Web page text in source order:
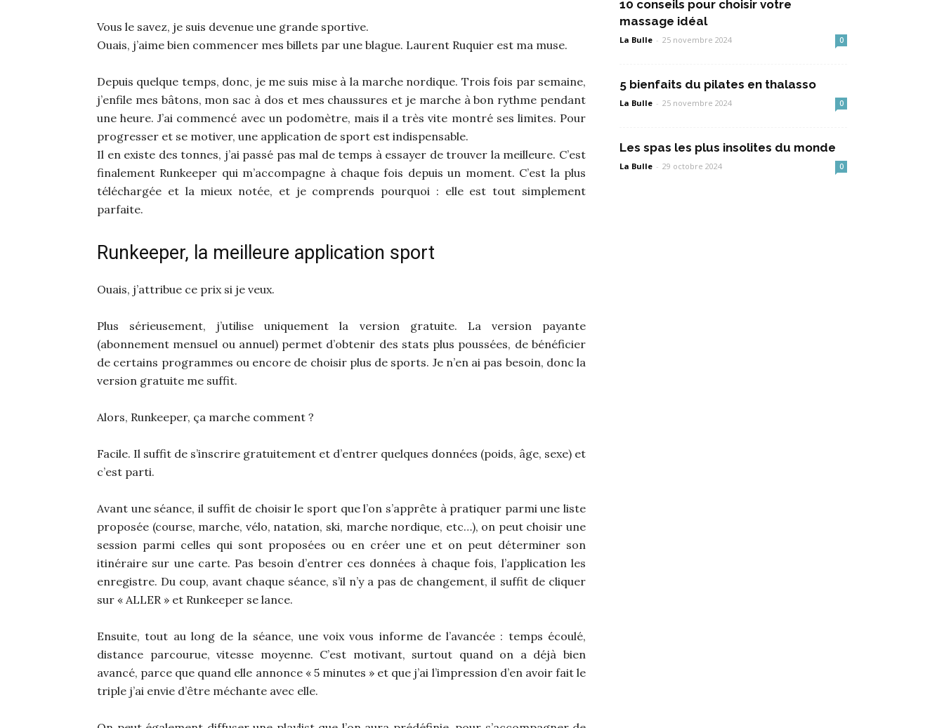
Vous le savez, je suis devenue une grande sportive.
Ouais, j’aime bien commencer mes billets par une blague. Laurent Ruquier est ma muse.
Depuis quelque temps, donc, je me suis mise à la marche nordique. Trois fois par semaine,
j’enfile mes bâtons, mon sac à dos et mes chaussures et je marche à bon rythme pendant
une heure. J’ai commencé avec un podomètre, mais il a très vite montré ses limites. Pour
progresser et se motiver, une application de sport est indispensable.
Il en existe des tonnes, j’ai passé pas mal de temps à essayer de trouver la meilleure. C’est
finalement Runkeeper qui m’accompagne à chaque fois depuis un moment. C’est la plus
téléchargée et la mieux notée, et je comprends pourquoi : elle est tout simplement
parfaite.
Runkeeper, la meilleure application sport
Ouais, j’attribue ce prix si je veux.
Plus sérieusement, j’utilise uniquement la version gratuite. La version payante
(abonnement mensuel ou annuel) permet d’obtenir des stats plus poussées, de bénéficier
de certains programmes ou encore de choisir plus de sports. Je n’en ai pas besoin, donc la
version gratuite me suffit.
Alors, Runkeeper, ça marche comment ?
Facile. Il suffit de s’inscrire gratuitement et d’entrer quelques données (poids, âge, sexe) et
c’est parti.
Avant une séance, il suffit de choisir le sport que l’on s’apprête à pratiquer parmi une liste
proposée (course, marche, vélo, natation, ski, marche nordique, etc…), on peut choisir une
session parmi celles qui sont proposées ou en créer une et on peut déterminer son
itinéraire sur une carte. Pas besoin d’entrer ces données à chaque fois, l’application les
enregistre. Du coup, avant chaque séance, s’il n’y a pas de changement, il suffit de cliquer
sur « ALLER » et Runkeeper se lance.
Ensuite, tout au long de la séance, une voix vous informe de l’avancée : temps écoulé,
distance parcourue, vitesse moyenne. C’est motivant, surtout quand on a déjà bien
avancé, parce que quand elle annonce « 5 minutes » et que j’ai l’impression d’en avoir fait le
triple j’ai envie d’être méchante avec elle.
10 conseils pour choisir votre
massage idéal
La Bulle - 25 novembre 2024 0
5 bienfaits du pilates en thalasso
La Bulle - 25 novembre 2024 0
Les spas les plus insolites du monde
La Bulle - 29 octobre 2024 0